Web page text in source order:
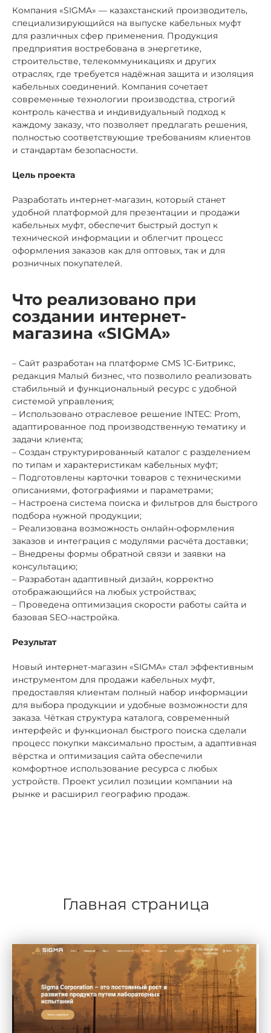
Компания «SIGMA» — казахстанский производитель,
специализирующийся на выпуске кабельных муфт
для различных сфер применения. Продукция
предприятия востребована в энергетике,
строительстве, телекоммуникациях и других
отраслях, где требуется надёжная защита и изоляция
кабельных соединений. Компания сочетает
современные технологии производства, строгий
контроль качества и индивидуальный подход к
каждому заказу, что позволяет предлагать решения,
полностью соответствующие требованиям клиентов
и стандартам безопасности.
Цель проекта
Разработать интернет-магазин, который станет
удобной платформой для презентации и продажи
кабельных муфт, обеспечит быстрый доступ к
технической информации и облегчит процесс
оформления заказов как для оптовых, так и для
розничных покупателей.
Что реализовано при
создании интернет-
магазина «SIGMA»
– Сайт разработан на платформе CMS 1С-Битрикс,
редакция Малый бизнес, что позволило реализовать
стабильный и функциональный ресурс с удобной
системой управления;
– Использовано отраслевое решение INTEC: Prom,
адаптированное под производственную тематику и
задачи клиента;
– Создан структурированный каталог с разделением
по типам и характеристикам кабельных муфт;
– Подготовлены карточки товаров с техническими
описаниями, фотографиями и параметрами;
– Настроена система поиска и фильтров для быстрого
подбора нужной продукции;
– Реализована возможность онлайн-оформления
заказов и интеграция с модулями расчёта доставки;
– Внедрены формы обратной связи и заявки на
консультацию;
– Разработан адаптивный дизайн, корректно
отображающийся на любых устройствах;
– Проведена оптимизация скорости работы сайта и
базовая SEO-настройка.
Результат
Новый интернет-магазин «SIGMA» стал эффективным
инструментом для продажи кабельных муфт,
предоставляя клиентам полный набор информации
для выбора продукции и удобные возможности для
заказа. Чёткая структура каталога, современный
интерфейс и функционал быстрого поиска сделали
процесс покупки максимально простым, а адаптивная
вёрстка и оптимизация сайта обеспечили
комфортное использование ресурса с любых
устройств. Проект усилил позиции компании на
рынке и расширил географию продаж.
Главная страница